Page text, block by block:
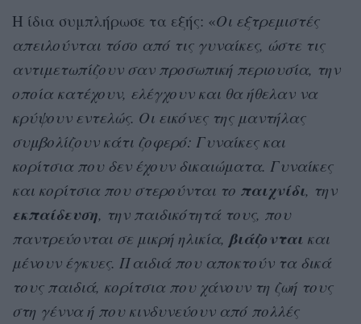
Η ίδια συμπλήρωσε τα εξής: «Οι εξτρεμιστές
απειλούνται τόσο από τις γυναίκες, ώστε τις
αντιμετωπίζουν σαν προσωπική περιουσία, την
οποία κατέχουν, ελέγχουν και θα ήθελαν να
κρύψουν εντελώς. Οι εικόνες της μαντήλας
συμβολίζουν κάτι ζοφερό: Γυναίκες και
κορίτσια που δεν έχουν δικαιώματα. Γυναίκες
και κορίτσια που στερούνται το παιχνίδι, την
εκπαίδευση, την παιδικότητά τους, που
παντρεύονται σε μικρή ηλικία, βιάζονται και
μένουν έγκυες. Παιδιά που αποκτούν τα δικά
τους παιδιά, κορίτσια που χάνουν τη ζωή τους
στη γέννα ή που κινδυνεύουν από πολλές